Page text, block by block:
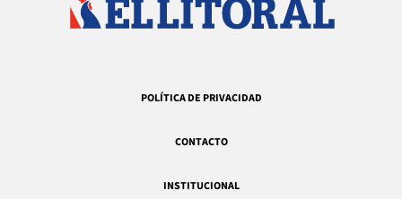
POLÍTICA DE PRIVACIDAD
CONTACTO
INSTITUCIONAL